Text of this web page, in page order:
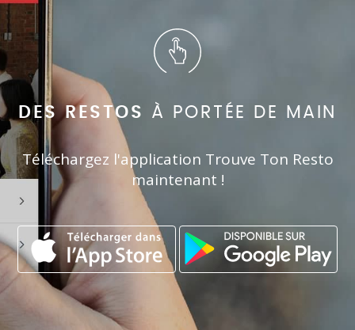
DES RESTOS À PORTÉE DE MAIN
Téléchargez l'application Trouve Ton Resto
maintenant !